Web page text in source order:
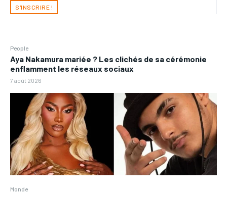
S'INSCRIRE !
People
Aya Nakamura mariée ? Les clichés de sa cérémonie
enflamment les réseaux sociaux
7 août 2026
Monde